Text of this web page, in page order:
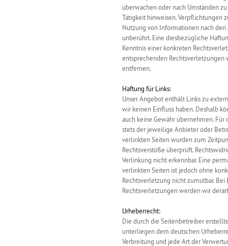
überwachen oder nach Umständen
Tätigkeit hinweisen. Verpflichtungen
Nutzung von Informationen nach
unberührt. Eine diesbezügliche
Kenntnis einer konkreten
entsprechenden
entfernen.
Haftung für Links:
Unser Angebot enthält Links zu
wir keinen Einfluss haben. Deshalb
auch keine Gewähr übernehmen.
stets der jeweilige Anbieter oder
verlinkten Seiten wurden zum
Rechtsverstöße überprüft.
Verlinkung nicht erkennbar. Eine
verlinkten Seiten ist jedoch ohne
Rechtsverletzung nicht zumutbar.
Rechtsverletzungen werden wir
Urheberrecht:
Die durch die Seitenbetreiber
unterliegen dem deutschen
Verbreitung und jede Art der